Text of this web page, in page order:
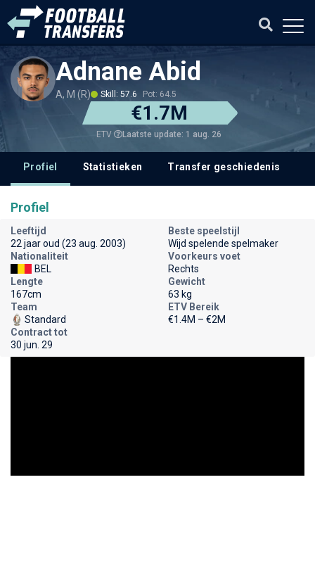
Adnane Abid
A, M (R) Skill: 57.6 Pot: 64.5
€1.7M
ETV Laatste update: 1 aug. 26
Profiel Statistieken Transfer geschiedenis
Profiel
Leeftijd
22 jaar oud (23 aug. 2003)
Beste speelstijl
Wijd spelende spelmaker
Nationaliteit
BEL
Voorkeurs voet
Rechts
Lengte
167cm
Gewicht
63 kg
Team
Standard
ETV Bereik
€1.4M – €2M
Contract tot
30 jun. 29